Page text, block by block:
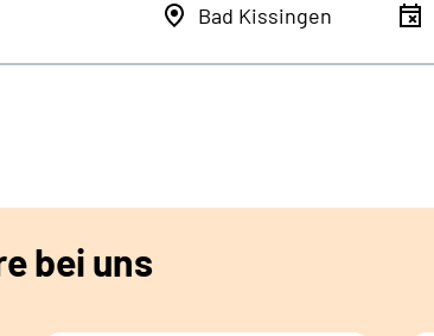
Bad Kissingen
bei uns